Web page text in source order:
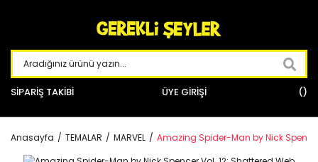
SİPARİŞ TAKİBİ ÜYE GİRİŞİ
Anasayfa TEMALAR MARVEL Amazing Spider-Man by Nick